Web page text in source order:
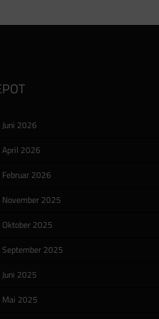
Juni 2026
April 2026
Februar 2026
November 2025
Oktober 2025
September 2025
Juni 2025
Mai 2025